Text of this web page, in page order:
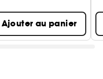
Ajouter au panier